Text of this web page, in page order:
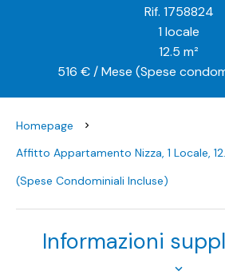
Rif. 1758824
1 locale
12.5 m²
516 € / Mese (Spese
Homepage
Affitto Appartamento Nizza, 1 Locale,
(Spese Condominiali Incluse)
Informazioni